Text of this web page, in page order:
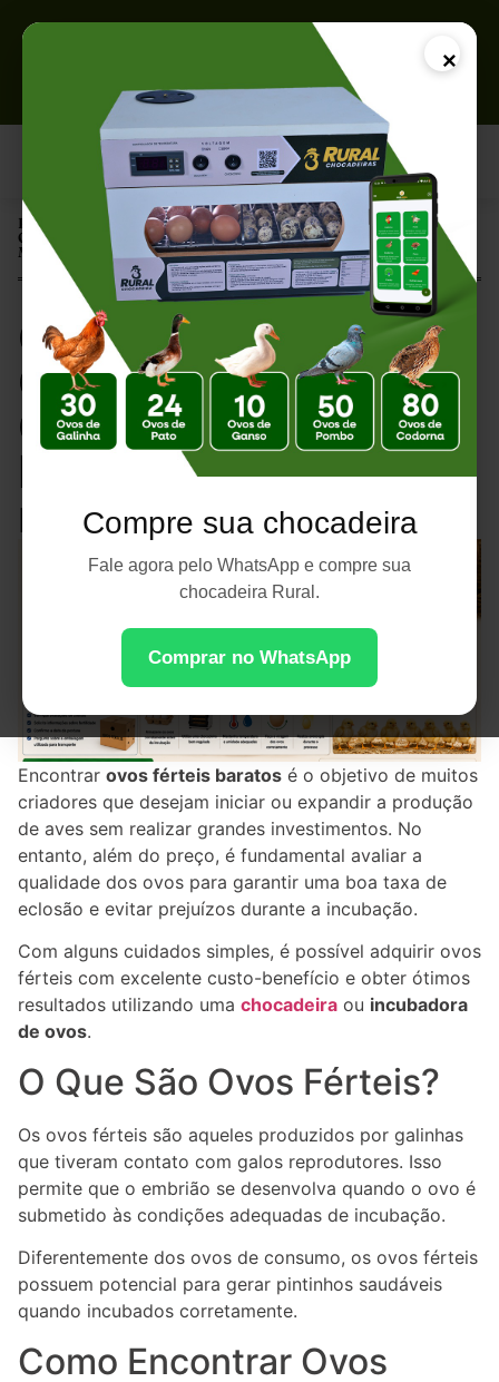
×
Compre sua chocadeira
Fale agora pelo WhatsApp e compre sua
chocadeira Rural.
Comprar no WhatsApp
Página Inicial |
Ovos Férteis Baratos: Como Comprar com Qualidade e Obter
Melhores Resultados na Incubação
Ovos Férteis Baratos:
Como Comprar com
Qualidade e Obter
Melhores Resultados
na Incubação
Encontrar ovos férteis baratos é o objetivo de muitos
criadores que desejam iniciar ou expandir a produção
de aves sem realizar grandes investimentos. No
entanto, além do preço, é fundamental avaliar a
qualidade dos ovos para garantir uma boa taxa de
eclosão e evitar prejuízos durante a incubação.
Com alguns cuidados simples, é possível adquirir ovos
férteis com excelente custo-benefício e obter ótimos
resultados utilizando uma chocadeira ou incubadora
de ovos.
O Que São Ovos Férteis?
Os ovos férteis são aqueles produzidos por galinhas
que tiveram contato com galos reprodutores. Isso
permite que o embrião se desenvolva quando o ovo é
submetido às condições adequadas de incubação.
Diferentemente dos ovos de consumo, os ovos férteis
possuem potencial para gerar pintinhos saudáveis
quando incubados corretamente.
Como Encontrar Ovos